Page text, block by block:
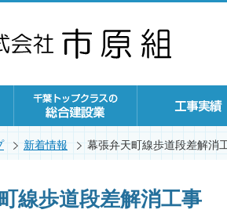
新着情報 幕張弁天町線歩道段差解消
線歩道段差解消工事